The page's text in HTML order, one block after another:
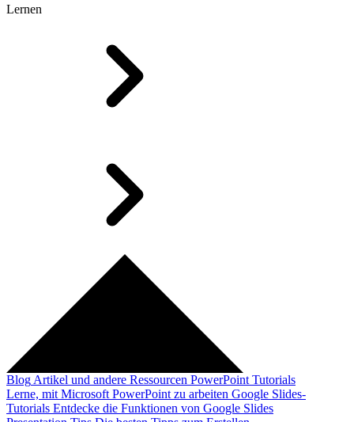
Lernen
Blog Artikel und andere Ressourcen PowerPoint Tutorials
Lerne, mit Microsoft PowerPoint zu arbeiten Google Slides-
Tutorials Entdecke die Funktionen von Google Slides